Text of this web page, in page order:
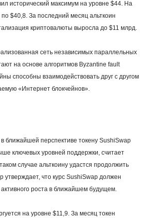
исторический максимум на уровне $44. На
$40,8. За последний месяц альткоин
криптовалюты выросла до $11 млрд.
сеть независимых параллельных
на основе алгоритмов Byzantine fault
способны взаимодействовать друг с другом
«Интернет блокчейнов».
ближайшей перспективе токену SushiSwap
ключевых уровней поддержки, считает
случае альткоину удастся продолжить
утверждает, что курс SushiSwap должен
роста в ближайшем будущем.
на уровне $11,9. За месяц токен